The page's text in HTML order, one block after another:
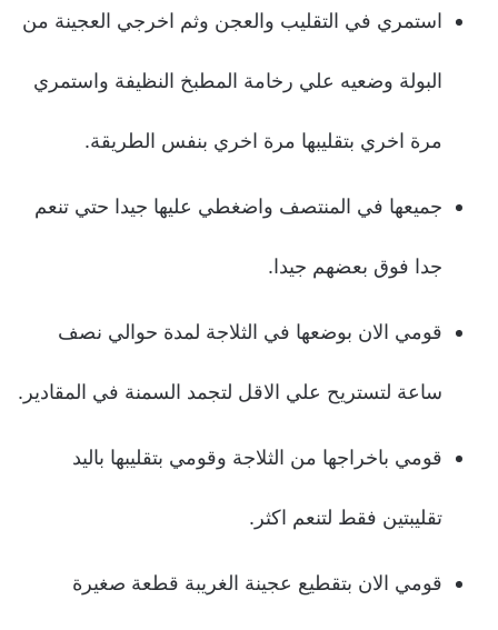
استمري في التقليب والعجن وثم اخرجي العجينة من
البولة وضعيه علي رخامة المطبخ النظيفة واستمري
مرة اخري بتقليبها مرة اخري بنفس الطريقة.
جميعها في المنتصف واضغطي عليها جيدا حتي تنعم
جدا فوق بعضهم جيدا.
قومي الان بوضعها في الثلاجة لمدة حوالي نصف
ساعة لتستريح علي الاقل لتجمد السمنة في المقادير.
قومي باخراجها من الثلاجة وقومي بتقليبها باليد
تقليبتين فقط لتنعم اكثر.
قومي الان بتقطيع عجينة الغريبة قطعة صغيرة